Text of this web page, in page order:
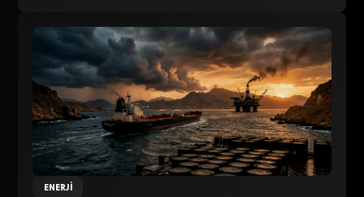
ENERJI